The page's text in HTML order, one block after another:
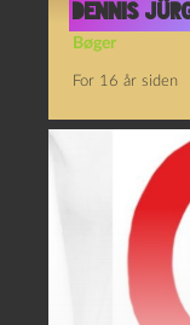
Dennis
Bøger
For 16 år siden